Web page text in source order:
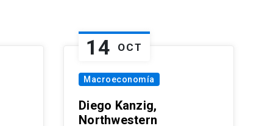
14 OCT
Macroeconomía
Diego Kanzig,
Northwestern